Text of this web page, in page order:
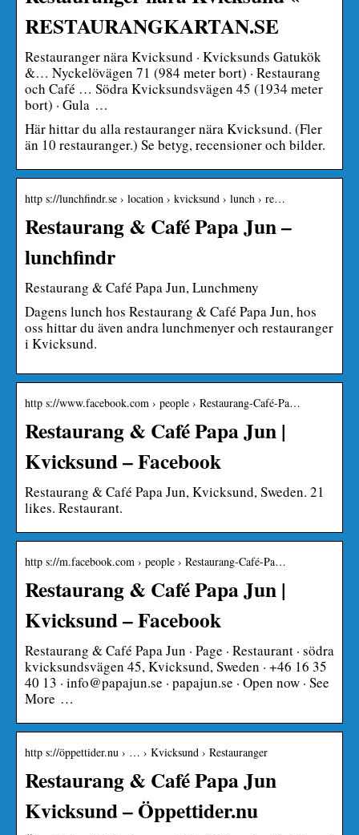
RESTAURANGKARTAN.SE
Restauranger nära Kvicksund · Kvicksunds Gatukök
&… Nyckelövägen 71 (984 meter bort) · Restaurang
och Café … Södra Kvicksundsvägen 45 (1934 meter
bort) · Gula …
Här hittar du alla restauranger nära Kvicksund. (Fler
än 10 restauranger.) Se betyg, recensioner och bilder.
http s://lunchfindr.se › location › kvicksund › lunch › re…
Restaurang & Café Papa Jun –
lunchfindr
Restaurang & Café Papa Jun, Lunchmeny
Dagens lunch hos Restaurang & Café Papa Jun, hos
oss hittar du även andra lunchmenyer och restauranger
i Kvicksund.
http s://www.facebook.com › people › Restaurang-Café-Pa…
Restaurang & Café Papa Jun |
Kvicksund – Facebook
Restaurang & Café Papa Jun, Kvicksund, Sweden. 21
likes. Restaurant.
http s://m.facebook.com › people › Restaurang-Café-Pa…
Restaurang & Café Papa Jun |
Kvicksund – Facebook
Restaurang & Café Papa Jun · Page · Restaurant · södra
kvicksundsvägen 45, Kvicksund, Sweden · +46 16 35
40 13 · info@papajun.se · papajun.se · Open now · See
More …
http s://öppettider.nu › … › Kvicksund › Restauranger
Restaurang & Café Papa Jun
Kvicksund – Öppettider.nu